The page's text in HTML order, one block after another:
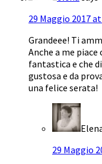
29 Maggio 2017
Grandeee! Ti
Anche a me
fantastica e che
gustosa e da
una felice serata!
29 Maggio